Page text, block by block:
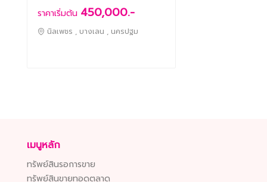
ราคาเริ่มต้น 450,000.-
นิลเพชร , บางเลน , นครปฐม
เมนูหลัก
ทรัพย์สินรอการขาย
ทรัพย์สินขายทอดตลาด